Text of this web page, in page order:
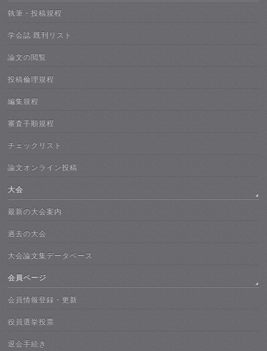
執筆・投稿規程
学会誌 既刊リスト
論文の閲覧
投稿倫理規程
編集規程
審査手順規程
チェックリスト
論文オンライン投稿
大会
最新の大会案内
過去の大会
大会論文集データベース
会員ページ
会員情報登録・更新
役員選挙投票
退会手続き